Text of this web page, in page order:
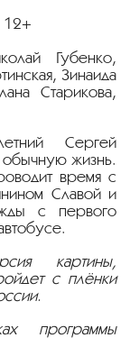
12+
Губенко,
Зинаида
Старикова,
Сергей
обычную жизнь.
время с
Славой и
с первого
картины,
с плёнки
программы